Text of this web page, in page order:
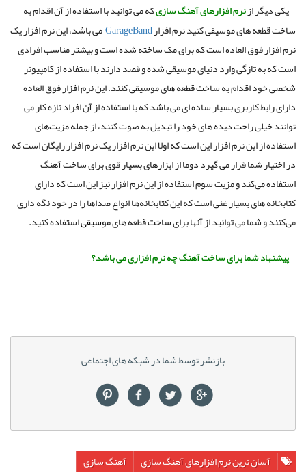
یکی دیگر ازنرم افزارهای آهنگ سازیکه می توانید با استفاده از آن اقدام به
ساخت قطعه های موسیقی کنید نرم افزارGarageBandمی باشد، این نرم افزار یک
نرم افزار فوق العاده است که برای مک ساخته شده است و بیشتر مناسب افرادی
است که به تازگی وارد دنیای موسیقی شده و قصد دارند با استفاده از کامپیوتر
شخصی خود اقدام به ساخت قطعه های موسیقی کنند. این نرم افزار فوق العاده
دارای رابط کاربری بسیار ساده ای می باشد که با استفاده از آن افراد تازه کار می
توانند خیلی راحت دیده های خود را تبدیل به صوت کنند، از جمله مزیت‌های
استفاده از این نرم افزار این است که اولا این نرم افزار یک نرم افزار رایگان است که
در اختیار شما قرار می گیرد دوما از ابزارهای بسیار قوی برای ساخت آهنگ
استفاده می‌کند و مزیت سوم استفاده از این نرم افزار نیز این است که دارای
کتابخانه های بسیار غنی است که این کتابخانه‌ها انواع صداها را در خود نگه داری
می‌کنند و شما می توانید از آنها برای ساخت قطعه هایموسیقیاستفاده کنید.
پیشنهاد شما برای ساخت آهنگ چه نرم افزاری می باشد؟
بازنشر توسط شما در شبکه های اجتماعی
آسان ترین نرم افزارهای آهنگ سازی
آهنگ سازی